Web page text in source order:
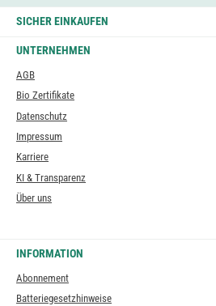
SICHER EINKAUFEN
UNTERNEHMEN
AGB
Bio Zertifikate
Datenschutz
Impressum
Karriere
KI & Transparenz
Über uns
INFORMATION
Abonnement
Batteriegesetzhinweise